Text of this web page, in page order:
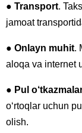
● Transport.
jamoat
● Onlayn muhit.
aloqa va internet
● Pul
o‘rtoqlar uchun
olish.